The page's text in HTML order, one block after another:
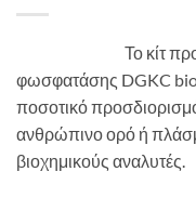
Το κίτ
φωσφατάσης DGKC
ποσοτικό
ανθρώπινο ορό ή
βιοχημικούς αναλυτές.